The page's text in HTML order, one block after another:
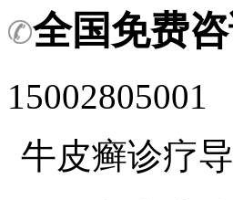
全国免费
15002805001
牛皮癣诊疗